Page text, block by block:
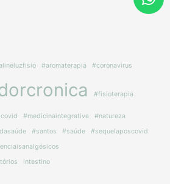
#aromaterapia #coronavirus
#fisioterapia
#medicinaintegrativa
#natureza
#santos #saúde
#sequelaposcovid
intestino